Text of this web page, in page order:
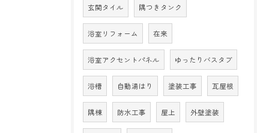
玄関タイル 隅つきタンク
浴室リフォーム 在来
浴室アクセントパネル ゆったりバスタブ
浴槽 自動湯はり 塗装工事 瓦屋根
隅棟 防水工事 屋上 外壁塗装